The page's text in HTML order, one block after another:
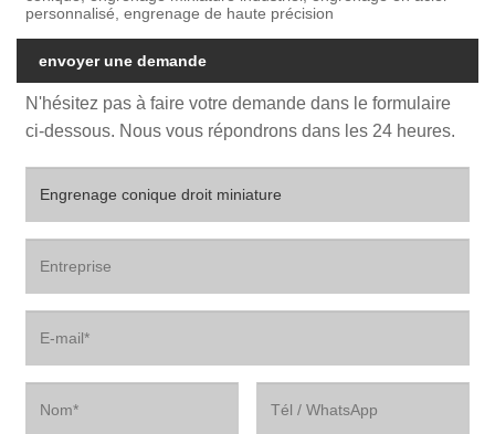
personnalisé, engrenage de haute précision
envoyer une demande
N'hésitez pas à faire votre demande dans le formulaire
ci-dessous. Nous vous répondrons dans les 24 heures.